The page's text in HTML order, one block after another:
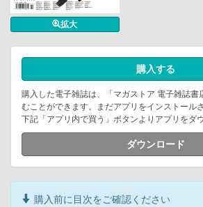
拡大
購入する
購入した電子雑誌は、「マガストア 電子雑誌
むことができます。まだアプリをインストール
下記「アプリ内で買う」ボタンよりアプリをダ
ダウンロード
購入前に目次をご確認ください